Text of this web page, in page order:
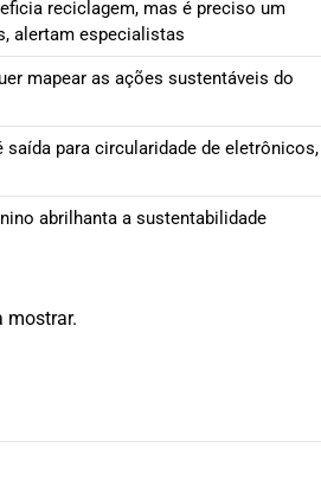
reciclagem, mas é preciso um
alertam especialistas
mapear as ações sustentáveis do
saída para circularidade de eletrônicos,
abrilhanta a sustentabilidade
mostrar.